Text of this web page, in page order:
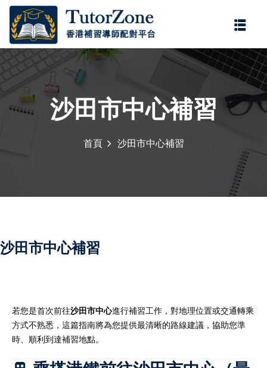
沙田市中心補習
首頁 沙田市中心補習
沙田市中心補習
若您是首次前往沙田市中心進行補習工作，對地理位置或交通轉乘
方式不熟悉，這篇指南將為您提供最清晰的路線建議，協助您準
時、順利到達補習地點。
登錄